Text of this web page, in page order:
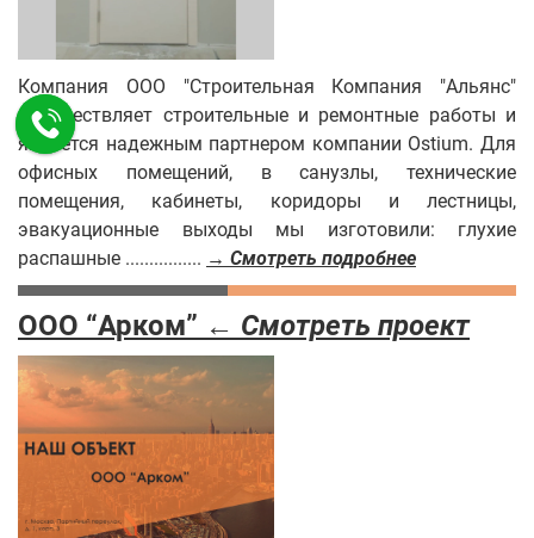
Компания ООО "Строительная Компания "Альянс"
осуществляет строительные и ремонтные работы и
является надежным партнером компании Ostium. Для
офисных помещений, в санузлы, технические
помещения, кабинеты, коридоры и лестницы,
эвакуационные выходы мы изготовили: глухие
распашные ................ → Смотреть подробнее
ООО “Арком” ← Смотреть проект